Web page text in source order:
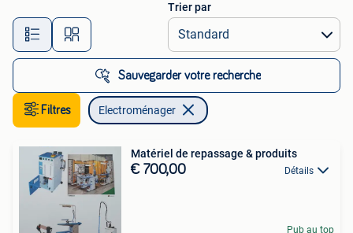
Toutes les distances…
Trier par
Sauvegarder votre recherche
Filtres Electroménager
Matériel de repassage & produits
€ 700,00 Détails
Pub au top